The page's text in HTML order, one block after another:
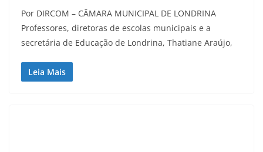
Por DIRCOM – CÂMARA MUNICIPAL DE LONDRINA
Professores, diretoras de escolas municipais e a
secretária de Educação de Londrina, Thatiane Araújo,
Leia Mais